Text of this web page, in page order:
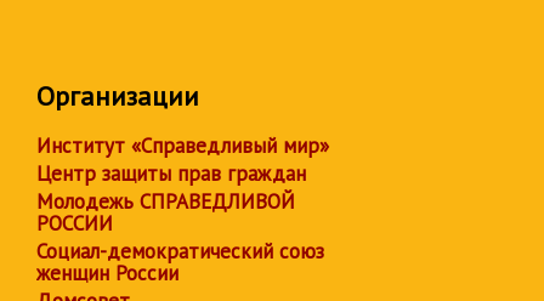
Организации
Институт «Справедливый мир»
Центр защиты прав граждан
Молодежь СПРАВЕДЛИВОЙ
РОССИИ
Социал-демократический союз
женщин России